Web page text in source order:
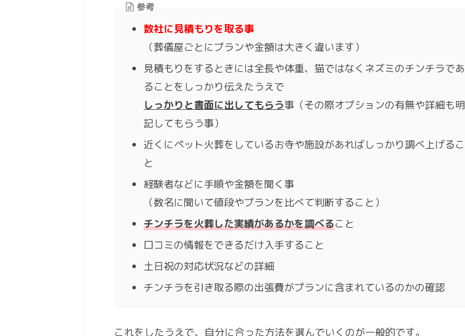
参考
数社に見積もりを取る事
（葬儀屋ごとにプランや金額は大きく違います）
見積もりをするときには全長や体重、猫ではなくネズミのチンチラであ
ることをしっかり伝えたうえで
しっかりと書面に出してもらう事（その際オプションの有無や詳細も明
記してもらう事）
近くにペット火葬をしているお寺や施設があればしっかり調べ上げるこ
と
経験者などに手順や金額を聞く事
（数名に聞いて値段やプランを比べて判断すること）
チンチラを火葬した実績があるかを調べること
口コミの情報をできるだけ入手すること
土日祝の対応状況などの詳細
チンチラを引き取る際の出張費がプランに含まれているのかの確認
これをしたうえで、自分に合った方法を選んでいくのが一般的です。